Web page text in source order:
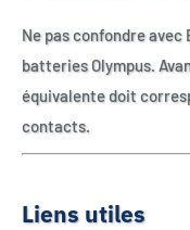
Ne pas confondre avec
batteries Olympus.
équivalente doit
contacts.
Liens utiles